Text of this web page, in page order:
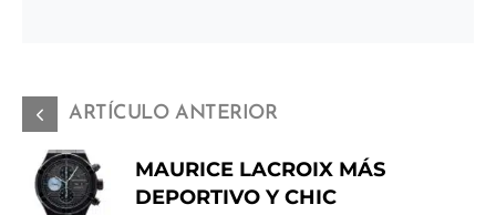
ARTÍCULO ANTERIOR
MAURICE LACROIX MÁS
DEPORTIVO Y CHIC